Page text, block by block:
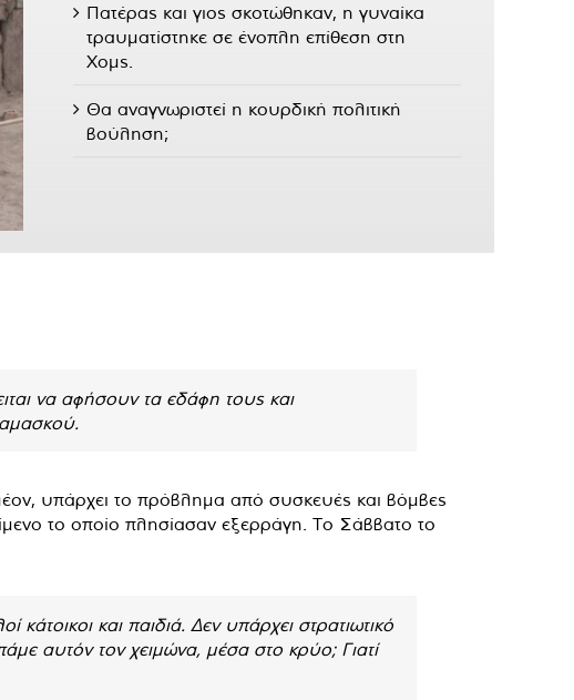
Πατέρας και γιος σκοτώθηκαν, η γυναίκα
τραυματίστηκε σε ένοπλη επίθεση στη
Χομς.
Θα αναγνωριστεί η κουρδική πολιτική
βούληση;
να αφήσουν τα εδάφη τους και
υπάρχει το πρόβλημα από συσκευές και βόμβες
το οποίο πλησίασαν εξερράγη. Το Σάββατο το
και παιδιά. Δεν υπάρχει στρατιωτικό
αυτόν τον χειμώνα, μέσα στο κρύο; Γιατί